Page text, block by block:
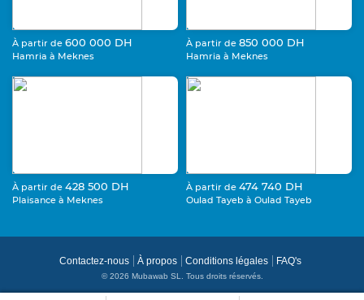
À partir de 600 000 DH
Hamria à Meknes
À partir de 850 000 DH
Hamria à Meknes
À partir de 428 500 DH
Plaisance à Meknes
À partir de 474 740 DH
Oulad Tayeb à Oulad Tayeb
Contactez-nous À propos Conditions légales FAQ's
© 2026 Mubawab SL. Tous droits réservés.